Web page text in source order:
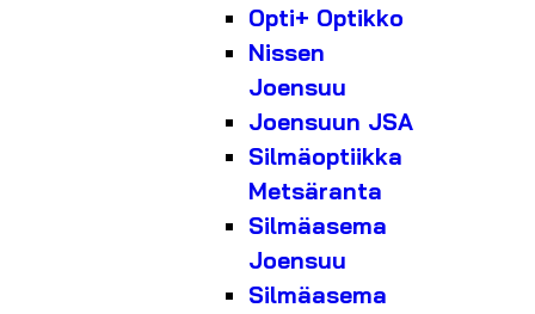
Opti+ Optikko
Nissen
Joensuu
Joensuun JSA
Silmäoptiikka
Metsäranta
Silmäasema
Joensuu
Silmäasema